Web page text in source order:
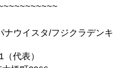
ナウイスタ/フジクラデンキ
代表）